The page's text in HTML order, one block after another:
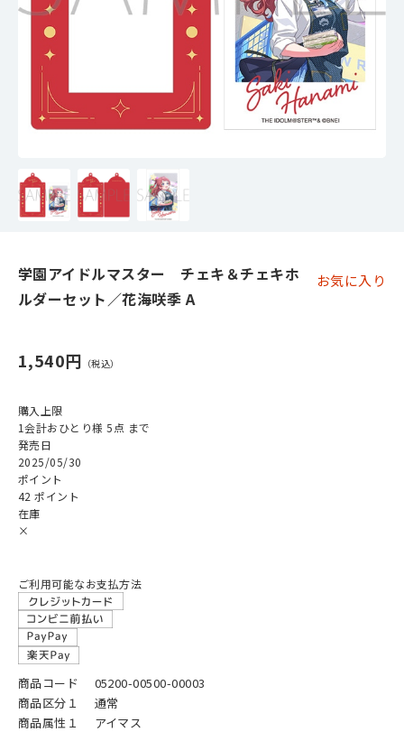
学園アイドルマスター チェキ＆チェキホ
ルダーセット／花海咲季 A
お気に入り
1,540円
購入上限
1会計おひとり様 5点 まで
発売日
2025/05/30
ポイント
42 ポイント
在庫
×
ご利用可能なお支払方法
商品コード
05200-00500-00003
商品区分１
通常
商品属性１
アイマス